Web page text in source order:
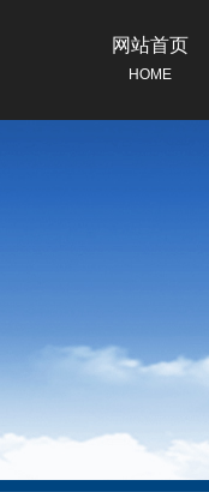
网站首页
HOME